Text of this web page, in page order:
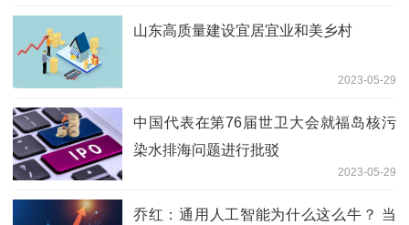
山东高质量建设宜居宜业和美乡村
2023-05-29
中国代表在第76届世卫大会就福岛核污
染水排海问题进行批驳
2023-05-29
乔红：通用人工智能为什么这么牛？ 当